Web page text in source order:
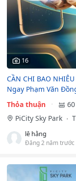
16
CẦN CHI BAO
Ngay Phạm Văn
Thỏa thuận
PiCity Sky Park
lê hằng
Đăng 2 năm trước